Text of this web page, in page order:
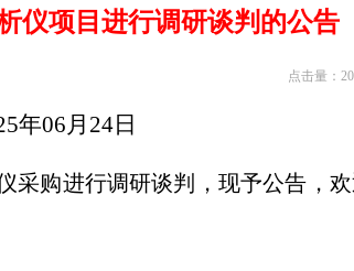
仪项目进行调研谈判的公告
点击量：
年06月 24日
采购进行调研谈判，现予公告，